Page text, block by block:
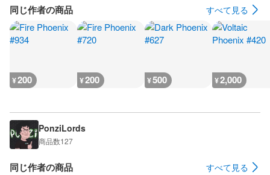
同じ作者の商品 すべて見る
¥200 ¥200 ¥500 ¥2,000
PonziLords
商品数127
同じ作者の商品 すべて見る